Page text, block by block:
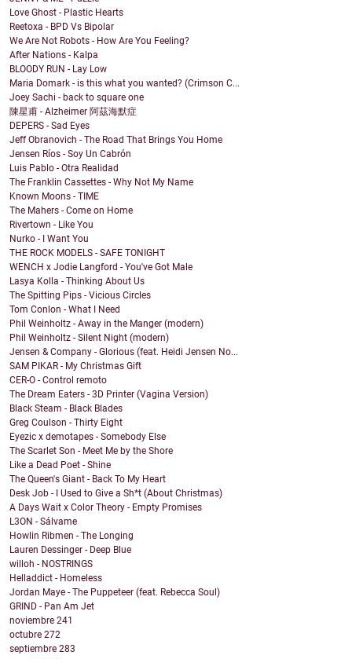
Love Ghost - Plastic Hearts
Reetoxa - BPD Vs Bipolar
We Are Not Robots - How Are You Feeling?
After Nations - Kalpa
BLOODY RUN - Lay Low
Maria Domark - is this what you wanted? (Crimson C...
Joey Sachi - back to square one
陳星甫 - Alzheimer 阿茲海默症
DEPERS - Sad Eyes
Jeff Obranovich - The Road That Brings You Home
Jensen Ríos - Soy Un Cabrón
Luis Pablo - Otra Realidad
The Franklin Cassettes - Why Not My Name
Known Moons - TIME
The Mahers - Come on Home
Rivertown - Like You
Nurko - I Want You
THE ROCK MODELS - SAFE TONIGHT
WENCH x Jodie Langford - You've Got Male
Lasya Kolla - Thinking About Us
The Spitting Pips - Vicious Circles
Tom Conlon - What I Need
Phil Weinholtz - Away in the Manger (modern)
Phil Weinholtz - Silent Night (modern)
Jensen & Company - Glorious (feat. Heidi Jensen No...
SAM PIKAR - My Christmas Gift
CER-O - Control remoto
The Dream Eaters - 3D Printer (Vagina Version)
Black Steam - Black Blades
Greg Coulson - Thirty Eight
Eyezic x demotapes - Somebody Else
The Scarlet Son - Meet Me by the Shore
Like a Dead Poet - Shine
The Queen's Giant - Back To My Heart
Desk Job - I Used to Give a Sh*t (About Christmas)
A Days Wait x Color Theory - Empty Promises
L3ON - Sálvame
Howlin Ribmen - The Longing
Lauren Dessinger - Deep Blue
willoh - NOSTRINGS
Helladdict - Homeless
Jordan Maye - The Puppeteer (feat. Rebecca Soul)
GRIND - Pan Am Jet
noviembre 241
octubre 272
septiembre 283